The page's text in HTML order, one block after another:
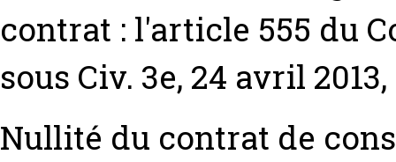
contrat : l'article 555 du
sous Civ. 3e, 24 avril 2013,
Nullité du contrat de